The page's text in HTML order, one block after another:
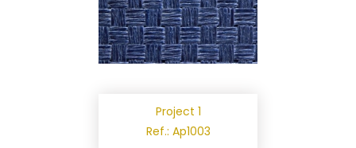
Project 1
Ref.: Ap1003